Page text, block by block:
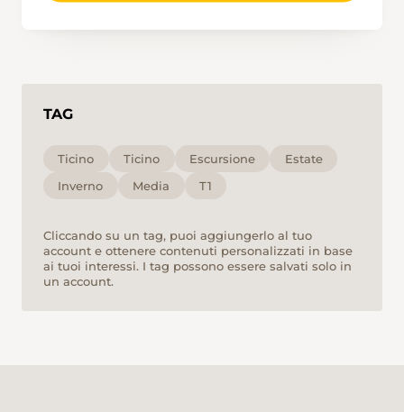
TAG
Ticino Ticino Escursione
Estate
Inverno
Media T1
Cliccando su un tag, puoi aggiungerlo al tuo
account e ottenere contenuti personalizzati in base
ai tuoi interessi. I tag possono essere salvati solo in
un account.